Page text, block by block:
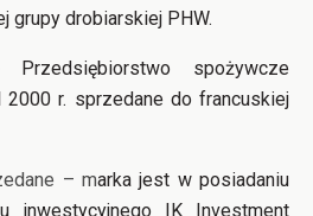
grupy drobiarskiej PHW.
Przedsiębiorstwo spożywcze
2000 r. sprzedane do francuskiej
– marka jest w posiadaniu
inwestycyjnego IK Investment